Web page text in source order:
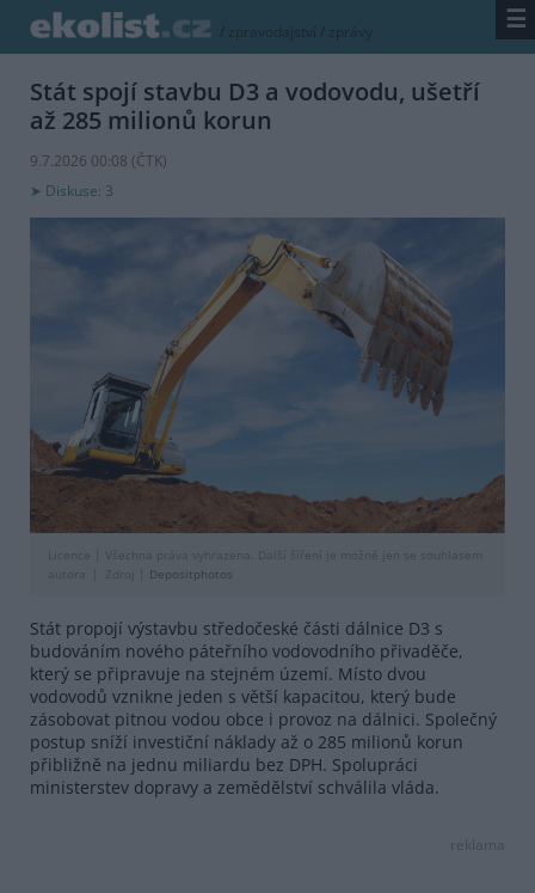
/ zpravodajství / zprávy ☰
Stát spojí stavbu D3 a vodovodu, ušetří
až 285 milionů korun
9.7.2026 00:08 (ČTK)
Diskuse: 3
Licence |
Všechna práva vyhrazena. Další šíření je možné jen se souhlasem
autora
Zdroj | Depositphotos
Stát propojí výstavbu středočeské části dálnice D3 s
budováním nového páteřního vodovodního přivaděče,
který se připravuje na stejném území. Místo dvou
vodovodů vznikne jeden s větší kapacitou, který bude
zásobovat pitnou vodou obce i provoz na dálnici. Společný
postup sníží investiční náklady až o 285 milionů korun
přibližně na jednu miliardu bez DPH. Spolupráci
ministerstev dopravy a zemědělství schválila vláda.
reklama